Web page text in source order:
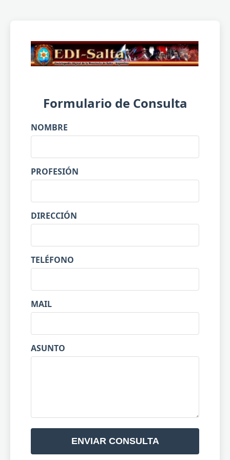
Formulario de Consulta
NOMBRE
PROFESIÓN
DIRECCIÓN
TELÉFONO
MAIL
ASUNTO
ENVIAR CONSULTA